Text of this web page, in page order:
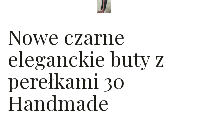
Nowe czarne
eleganckie buty z
perełkami 30
Handmade